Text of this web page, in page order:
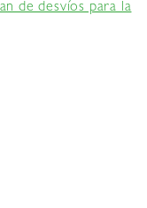
de desvíos para la